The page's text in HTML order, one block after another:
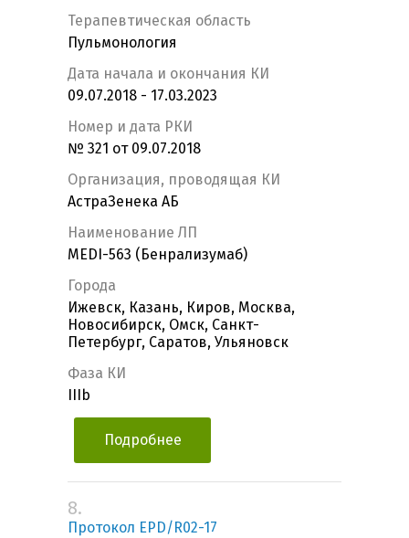
Терапевтическая область
Пульмонология
Дата начала и окончания КИ
09.07.2018 - 17.03.2023
Номер и дата РКИ
№ 321 от 09.07.2018
Организация, проводящая КИ
АстраЗенека АБ
Наименование ЛП
MEDI-563 (Бенрализумаб)
Города
Ижевск, Казань, Киров, Москва,
Новосибирск, Омск, Санкт-
Петербург, Саратов, Ульяновск
Фаза КИ
IIIb
Подробнее
8.
Протокол EPD/R02-17